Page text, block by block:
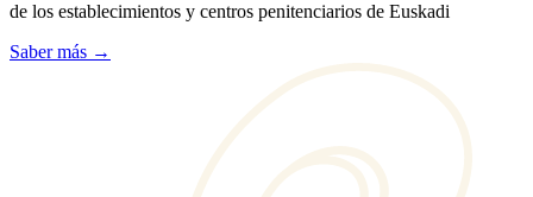
de los establecimientos y centros penitenciarios de Euskadi
Saber más →